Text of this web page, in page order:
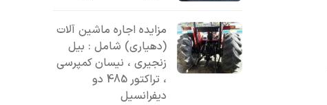
مزایده اجاره ماشین آلات
(دهیاری) شامل : بیل
زنجیری ، نیسان کمپرسی
، تراکتور 485 دو
دیفرانسیل